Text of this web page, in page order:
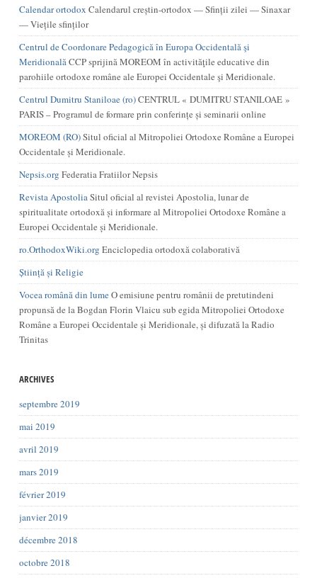
Calendar ortodox Calendarul creștin-ortodox — Sfinții zilei — Sinaxar
— Viețile sfinților
Centrul de Coordonare Pedagogică în Europa Occidentală şi
MeridionalăCCP sprijină MOREOM în activităţile educative din
parohiile ortodoxe române ale Europei Occidentale şi Meridionale.
Centrul Dumitru Staniloae (ro)CENTRUL « DUMITRU STANILOAE »
PARIS – Programul de formare prin conferințe și seminarii online
MOREOM (RO)Situl oficial al Mitropoliei Ortodoxe Române a Europei
Occidentale și Meridionale.
Nepsis.org Federatia Fratiilor Nepsis
Revista ApostoliaSitul oficial al revistei Apostolia, lunar de
spiritualitate ortodoxă și informare al Mitropoliei Ortodoxe Române a
Europei Occidentale și Meridionale.
ro.OrthodoxWiki.org Enciclopedia ortodoxă colaborativă
Știință și Religie
Vocea română din lumeO emisiune pentru românii de pretutindeni
propunsă de la Bogdan Florin Vlaicu sub egida Mitropoliei Ortodoxe
Române a Europei Occidentale și Meridionale, și difuzată la Radio
Trinitas
ARCHIVES
septembre 2019
mai 2019
avril 2019
mars 2019
février 2019
janvier 2019
décembre 2018
octobre 2018